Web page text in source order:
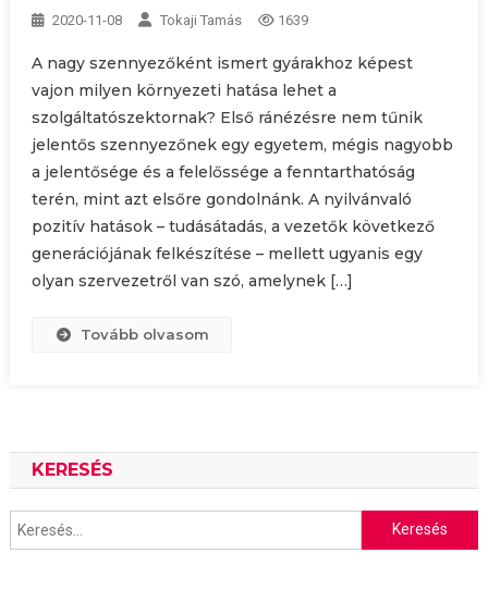
2020-11-08 Tokaji Tamás 1639
A nagy szennyezőként ismert gyárakhoz képest
vajon milyen környezeti hatása lehet a
szolgáltatószektornak? Első ránézésre nem tűnik
jelentős szennyezőnek egy egyetem, mégis nagyobb
a jelentősége és a felelőssége a fenntarthatóság
terén, mint azt elsőre gondolnánk. A nyilvánvaló
pozitív hatások – tudásátadás, a vezetők következő
generációjának felkészítése – mellett ugyanis egy
olyan szervezetről van szó, amelynek […]
Tovább olvasom
KERESÉS
Keresés: